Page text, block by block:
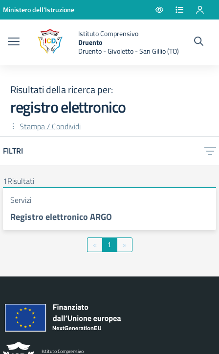
Vai ai contenuti
Vai al menu di navigazione
Vai al footer
Ministero dell'Istruzione
Istituto Comprensivo
Druento
Druento - Givoletto - San Gillio (TO)
Risultati della ricerca per:
registro elettronico
Stampa / Condividi
FILTRI
Risultati di ricerca
1Risultati
Servizi
Registro elettronico ARGO
« 1 »
Istituto Comprensivo